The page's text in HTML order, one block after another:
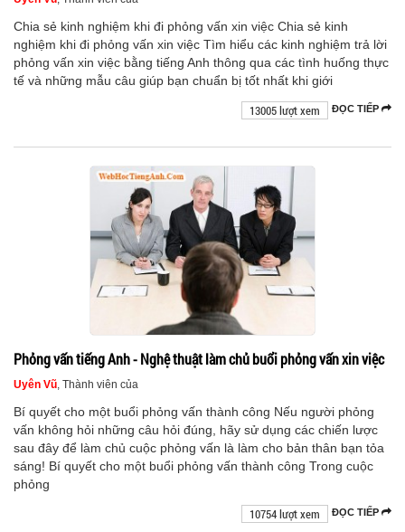
Chia sẻ kinh nghiệm khi đi phỏng vấn xin việc Chia sẻ kinh
nghiệm khi đi phỏng vấn xin việc Tìm hiểu các kinh nghiệm trả lời
phỏng vấn xin việc bằng tiếng Anh thông qua các tình huống thực
tế và những mẫu câu giúp bạn chuẩn bị tốt nhất khi giới
ĐỌC TIẾP
13005 lượt xem
Phỏng vấn tiếng Anh - Nghệ thuật làm chủ buổi phỏng vấn xin việc
Uyên Vũ , Thành viên của
Bí quyết cho một buổi phỏng vấn thành công Nếu người phỏng
vấn không hỏi những câu hỏi đúng, hãy sử dụng các chiến lược
sau đây để làm chủ cuộc phỏng vấn là làm cho bản thân bạn tỏa
sáng! Bí quyết cho một buổi phỏng vấn thành công Trong cuộc
phỏng
ĐỌC TIẾP
10754 lượt xem